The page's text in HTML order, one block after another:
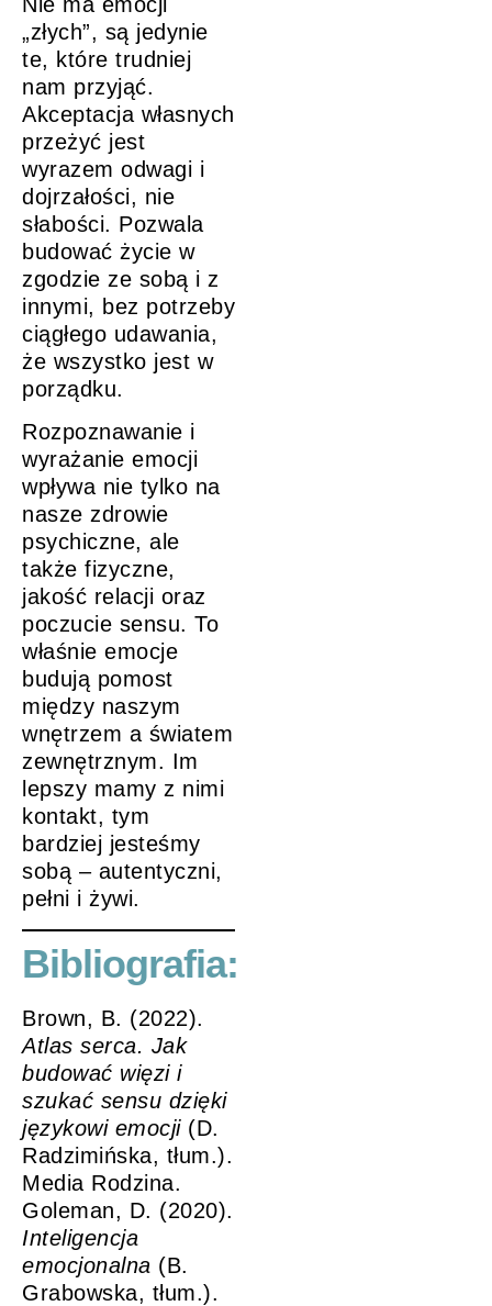
„złych”, są jedynie
te, które trudniej
nam przyjąć.
Akceptacja własnych
przeżyć jest
wyrazem odwagi i
dojrzałości, nie
słabości. Pozwala
budować życie w
zgodzie ze sobą i z
innymi, bez potrzeby
ciągłego udawania,
że wszystko jest w
porządku.
Rozpoznawanie i
wyrażanie emocji
wpływa nie tylko na
nasze zdrowie
psychiczne, ale
także fizyczne,
jakość relacji oraz
poczucie sensu. To
właśnie emocje
budują pomost
między naszym
wnętrzem a światem
zewnętrznym. Im
lepszy mamy z nimi
kontakt, tym
bardziej jesteśmy
sobą – autentyczni,
pełni i żywi.
Bibliografia:
Brown, B. (2022).
Atlas serca. Jak
budować więzi i
szukać sensu dzięki
językowi emocji(D.
Radzimińska, tłum.).
Media Rodzina.
Goleman, D. (2020).
Inteligencja
emocjonalna (B.
Grabowska, tłum.).